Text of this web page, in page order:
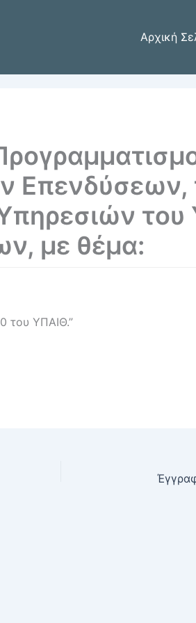
Αρχική
Επενδύσεων,
του
με θέμα:
του ΥΠΑΙΘ.”